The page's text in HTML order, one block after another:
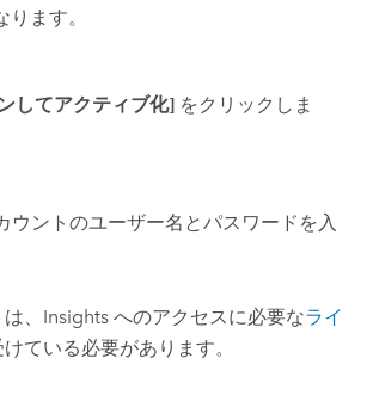
ります。
してアクティブ化]をクリックしま
ウントのユーザー名とパスワードを入
、 Insightsへのアクセスに必要なライ
けている必要があります。